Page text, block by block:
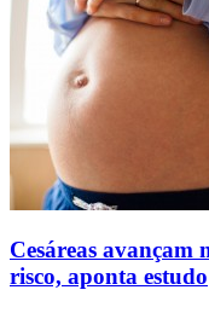
Cesáreas avançam
risco, aponta estudo